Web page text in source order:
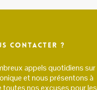
contacter ?
appels quotidiens sur
et nous présentons à